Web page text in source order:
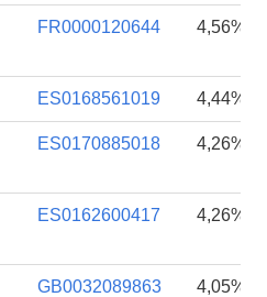
FR0000120644 4,56%
ES0168561019 4,44%
ES0170885018 4,26%
ES0162600417 4,26%
GB0032089863 4,05%